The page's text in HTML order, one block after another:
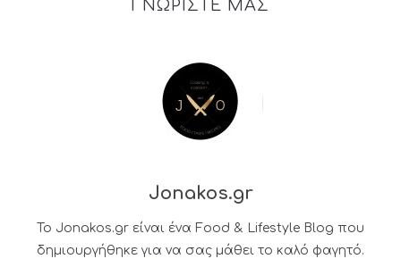
ΓΝΩΡΙΣΤΕ ΜΑΣ
Jonakos.gr
Το Jonakos.gr είναι ένα Food & Lifestyle Blog που
δημιουργήθηκε για να σας μάθει το καλό φαγητό.